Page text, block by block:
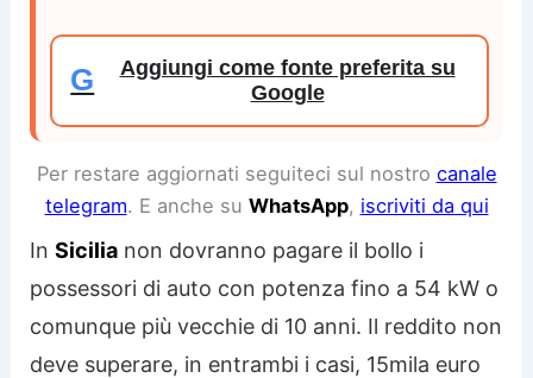
G
Aggiungi come fonte preferita su
Google
Per restare aggiornati seguiteci sul nostro canale
telegram. E anche su WhatsApp, iscriviti da qui
InSicilia non dovranno pagare il bollo i
possessori di auto con potenza fino a 54 kW o
comunque più vecchie di 10 anni. Il reddito non
deve superare, in entrambi i casi, 15mila euro